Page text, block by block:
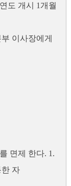
도 개시 1개월
이사장에게
면제 한다. 1.
한 자